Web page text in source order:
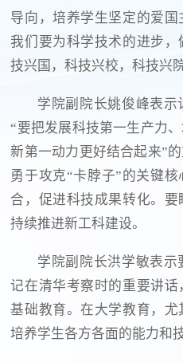
导向，培养学生坚定的爱国
我们要为科学技术的进步
技兴国，科技兴校，科技兴院
学院副院长姚俊峰表
“要把发展科技第一生产力
新第一动力更好结合起来”
勇于攻克“卡脖子”的关键
合，促进科技成果转化。要
持续推进新工科建设。
学院副院长洪学敏表
记在清华考察时的重要讲
基础教育。在大学教育，
培养学生各方各面的能力和技